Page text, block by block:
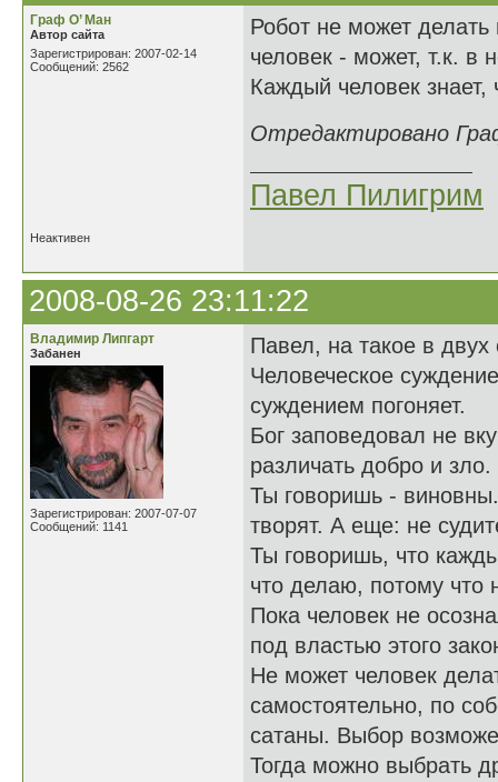
Граф О’ Ман
Автор сайта
Зарегистрирован: 2007-02-14
Сообщений: 2562
Робот не может делать
человек - может, т.к. в
Каждый человек
Отредактировано
Павел Пилигрим
Неактивен
2008-08-26 23:11:22
Владимир Липгарт
Забанен
Зарегистрирован: 2007-07-07
Сообщений: 1141
Павел, на такое в
Человеческое
суждением погоняет.
Бог заповедовал не
различать добро и
Ты говоришь -
творят. А еще: не
Ты говоришь, что
что делаю, потому что
Пока человек не
под властью этого
Не может человек
самостоятельно, по
сатаны. Выбор
Тогда можно выбрать